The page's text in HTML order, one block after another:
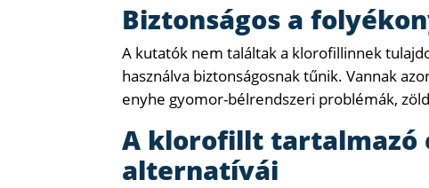
Biztonságos a
A kutatók nem találtak a klorofillinnek
használva biztonságosnak tűnik. Vannak
enyhe gyomor-bélrendszeri problémák,
A klorofillt tartalmazó
alternatívái